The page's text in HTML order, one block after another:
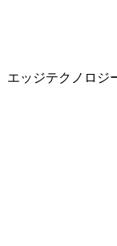
エッジテクノロジ